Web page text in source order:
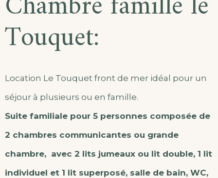
Touquet:
Location Le Touquet front de mer idéal pour un
séjour à plusieurs ou en famille.
Suite familiale pour 5 personnes composée de
2 chambres communicantes ou grande
chambre, avec 2 lits jumeaux ou lit double, 1 lit
individuel et 1 lit superposé, salle de bain, WC,